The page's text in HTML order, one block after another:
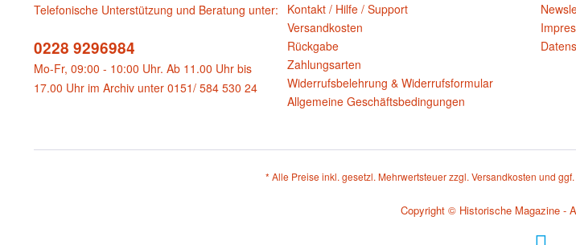
Telefonische Unterstützung und Beratung unter:
0228 9296984
Mo-Fr, 09:00 - 10:00 Uhr. Ab 11.00 Uhr bis
17.00 Uhr im Archiv unter 0151/ 584 530 24
Kontakt / Hilfe / Support
Versandkosten
Rückgabe
Zahlungsarten
Widerrufsbelehrung & Widerrufsformular
Allgemeine Geschäftsbedingungen
* Alle Preise inkl. gesetzl. Mehrwertsteuer zzgl. Versandkosten und
Copyright © Historische Magazine -